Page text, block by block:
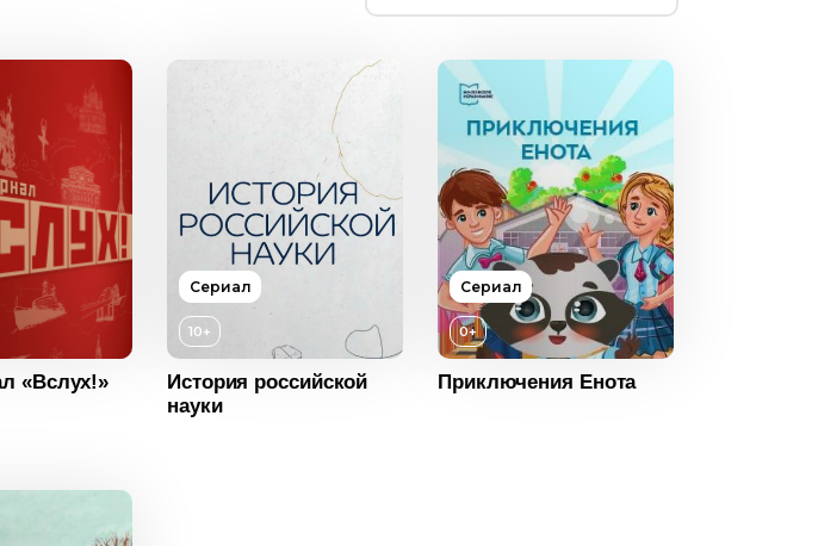
«Вслух!»
2021
Россия
Сериал
10+
История российской
науки
Возраст
Год
Язык
Сериал
0+
Приключения Енота